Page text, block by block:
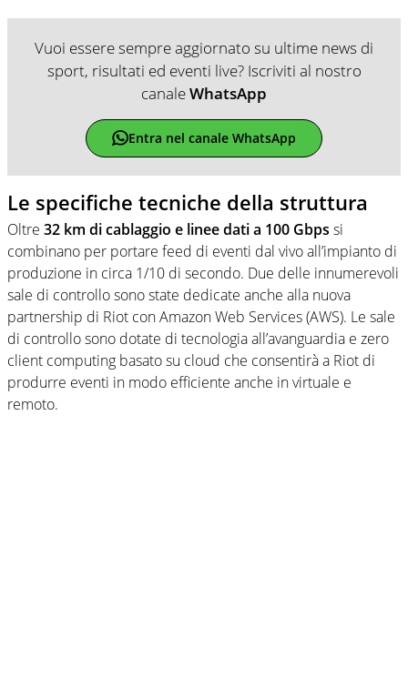
Vuoi essere sempre aggiornato su ultime news di
sport, risultati ed eventi live? Iscriviti al nostro
canaleWhatsApp
Entra nel canale WhatsApp
Le specifiche tecniche della struttura
Oltre 32 km di cablaggio e linee dati a 100 Gbps si
combinano per portare feed di eventi dal vivo all’impianto di
produzione in circa 1/10 di secondo. Due delle innumerevoli
sale di controllo sono state dedicate anche alla nuova
partnership di Riot con Amazon Web Services (AWS). Le sale
di controllo sono dotate di tecnologia all’avanguardia e zero
client computing basato su cloud che consentirà a Riot di
produrre eventi in modo efficiente anche in virtuale e
remoto.